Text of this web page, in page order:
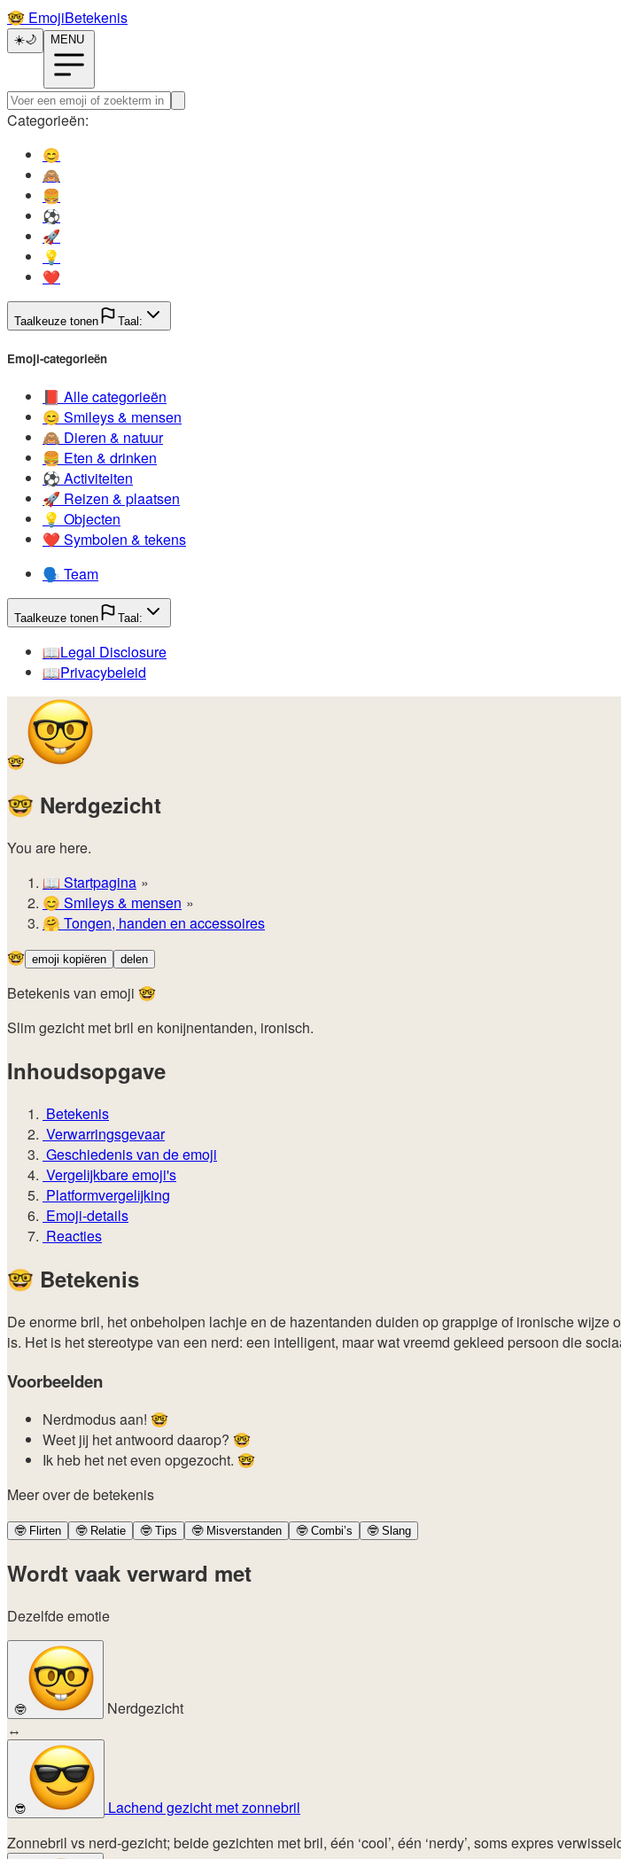
🤓️ EmojiBetekenis
☀️🌙 MENU
Categorieën:
😊️
🙈️
🍔️
⚽️
🚀️
💡️
❤️
Taalkeuze tonen Taal:
Emoji-categorieën
📕️ Alle categorieën
😊️ Smileys & mensen
🙈️ Dieren & natuur
🍔️ Eten & drinken
⚽️ Activiteiten
🚀️ Reizen & plaatsen
💡️ Objecten
❤️ Symbolen & tekens
🗣️ Team
Taalkeuze tonen Taal:
📖️Legal Disclosure
📖️Privacybeleid
🤓
🤓 Nerdgezicht
You are here.
📖 Startpagina
😊️ Smileys & mensen
🤗 Tongen, handen en accessoires
🤓 emoji kopiëren delen
Betekenis van emoji 🤓
Slim gezicht met bril en konijnentanden, ironisch.
Inhoudsopgave
Betekenis
Verwarringsgevaar
Geschiedenis van de emoji
Vergelijkbare emoji's
Platformvergelijking
Emoji-details
Reacties
🤓 Betekenis
De enorme bril, het onbeholpen lachje en de hazentanden duiden op grappige of ironische
is. Het is het stereotype van een nerd: een intelligent, maar wat vreemd gekleed persoon die
Voorbeelden
Nerdmodus aan! 🤓
Weet jij het antwoord daarop? 🤓
Ik heb het net even opgezocht. 🤓
Meer over de betekenis
🤓Flirten 🤓Relatie 🤓Tips 🤓Misverstanden 🤓Combi’s 🤓Slang
Wordt vaak verward met
Dezelfde emotie
🤓
Nerdgezicht
↔
😎
Lachend gezicht met zonnebril
Zonnebril vs nerd-gezicht; beide gezichten met bril, één ‘cool’, één ‘nerdy’, soms expres